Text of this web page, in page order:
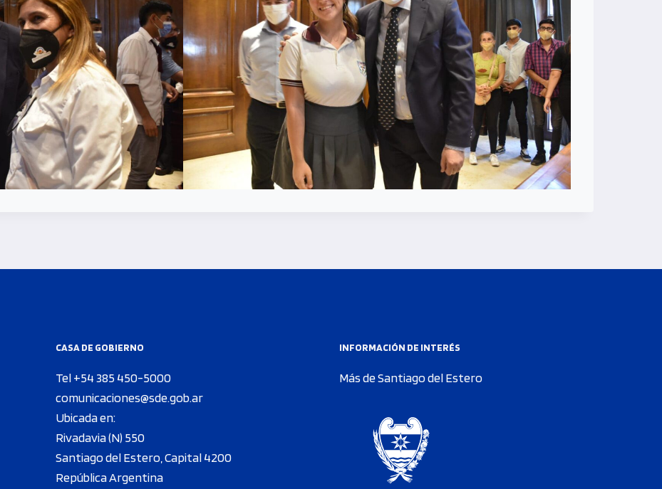
CASA DE GOBIERNO
Tel +54 385 450-5000
comunicaciones@sde.gob.ar
Ubicada en:
Rivadavia (N) 550
Santiago del Estero, Capital 4200
República Argentina
INFORMACIÓN DE INTERÉS
Más de Santiago del Estero